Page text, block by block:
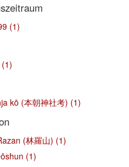
(1)
kō (本朝神社考) (1)
(林羅山) (1)
(1)